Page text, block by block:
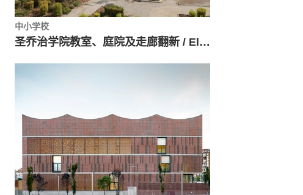
中小学校
圣乔治学院教室、庭院及走廊翻新 / Elton&Deves